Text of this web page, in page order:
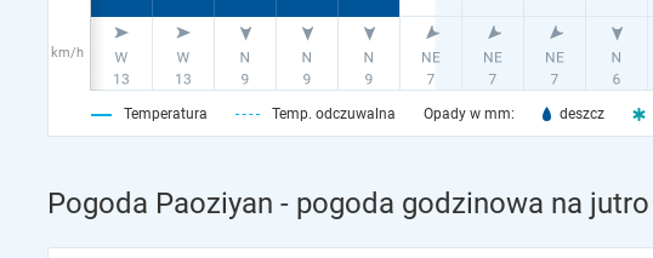
km/h
Temperatura Temp. odczuwalna Opady w mm: deszcz
Pogoda Paoziyan - pogoda godzinowa na jutro